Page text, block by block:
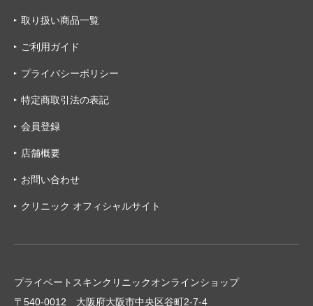
プライベートスキンクリニックオンラインショップ
〒540-0012 大阪府大阪市中央区谷町2-7-4
取り扱い商品一覧
ご利用ガイド
プライバシーポリシー
特定商取引法の表記
会員登録
店舗概要
お問い合わせ
クリニック オフィシャルサイト